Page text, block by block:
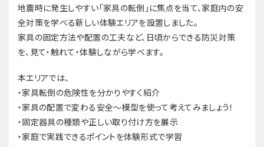
地震時に発生しやすい「家具の転倒」に焦点を当て、家庭内の安
全対策を学べる新しい体験エリアを設置しました。
家具の固定方法や配置の工夫など、日頃からできる防災対策
を、見て・触れて・体験しながら学べます。
本エリアでは、
・家具転倒の危険性を分かりやすく紹介
・家具の配置で変わる安全～模型を使って考えてみましょう！
・固定器具の種類や正しい取り付け方を展示
・家庭で実践できるポイントを体験形式で学習